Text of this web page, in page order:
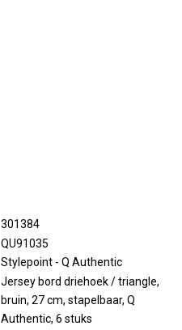
301384
QU91035
Stylepoint - Q Authentic
Jersey bord driehoek / triangle,
bruin, 27 cm, stapelbaar, Q
Authentic, 6 stuks